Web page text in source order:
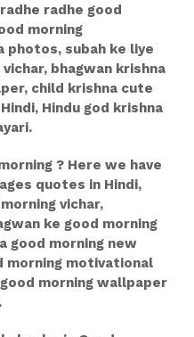
radhe good
morning
photos, subah ke liye
bhagwan krishna
child krishna cute
Hindu god krishna
? Here we have
quotes in Hindi,
vichar,
ke good morning
good morning new
morning motivational
morning wallpaper